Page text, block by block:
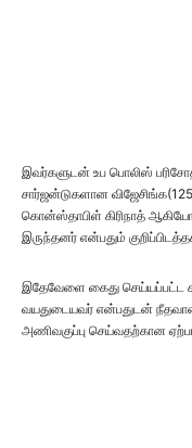
இவர்களுடன் உப பொலிஸ்
சார்ஜன்டுகளான
கொன்ஸ்தாபிள் கிரிநாத்
இருந்தனர் என்பதும்
இதேவேளை கைது செய்யப்பட்ட
வயதுடையவர் என்பதுடன்
அணிவகுப்பு செய்வதற்கான